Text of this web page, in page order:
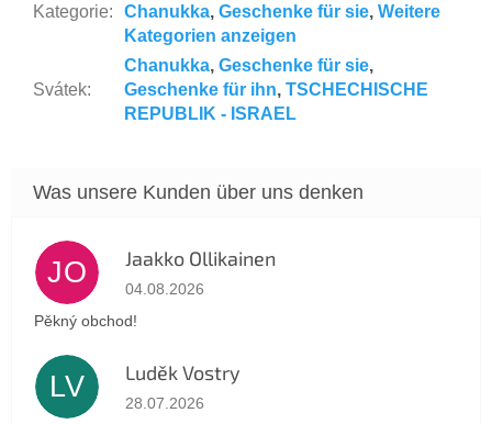
Kategorie:
Chanukka, Geschenke für sie, Weitere
Kategorien anzeigen
Svátek:
Chanukka, Geschenke für sie,
Geschenke für ihn, TSCHECHISCHE
REPUBLIK - ISRAEL
JO Jaakko Ollikainen
Die Shop-Bewertung beträgt 5 von 5 Sternen.
04.08.2026
Pěkný obchod!
LV Luděk Vostry
Die Shop-Bewertung beträgt 5 von 5 Sternen.
28.07.2026